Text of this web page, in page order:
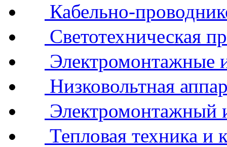
Кабельно-
Светотехническая
Электромонтажные
Низковольтная
Электромонтажный
Тепловая техника и